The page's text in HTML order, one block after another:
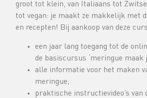
groot tot klein, van Italiaans tot
tot vegan: je maakt ze makkelijk met
en recepten! Bij aankoop van deze
een jaar lang toegang tot de
de basiscursus ‘meringue maak
alle informatie voor het maken
meringue;
praktische instructievideo’s van